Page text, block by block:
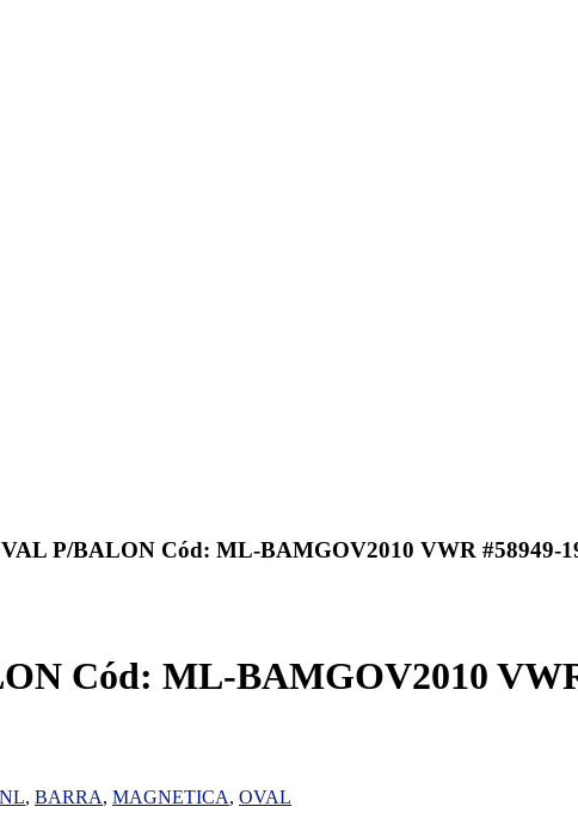
P/BALON Cód: ML-BAMGOV2010 VWR #58949-
Cód: ML-BAMGOV2010
, BARRA, MAGNETICA, OVAL